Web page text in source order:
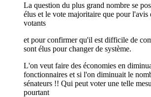
La question du plus grand nombre se
élus et le vote majoritaire que pour l'avis
votants
et pour confirmer qu'il est difficile de
sont élus pour changer de système.
L'on veut faire des économies en
fonctionnaires et si l'on diminuait le
sénateurs !! Qui peut voter une telle
pourtant